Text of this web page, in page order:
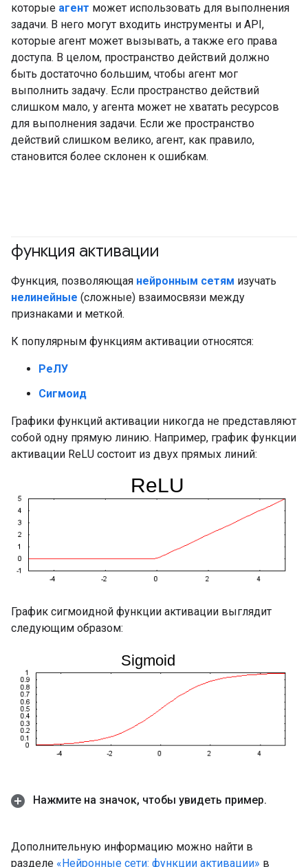
которые агент может использовать для выполнения
задачи. В него могут входить инструменты и API,
которые агент может вызывать, а также его права
доступа. В целом, пространство действий должно
быть достаточно большим, чтобы агент мог
выполнить задачу. Если пространство действий
слишком мало, у агента может не хватать ресурсов
для выполнения задачи. Если же пространство
действий слишком велико, агент, как правило,
становится более склонен к ошибкам.
функция активации
Функция, позволяющая нейронным сетям изучать
нелинейные (сложные) взаимосвязи между
признаками и меткой.
К популярным функциям активации относятся:
РеЛУ
Сигмоид
Графики функций активации никогда не представляют
собой одну прямую линию. Например, график функции
активации ReLU состоит из двух прямых линий:
График сигмоидной функции активации выглядит
следующим образом:
Нажмите на значок, чтобы увидеть пример.
Дополнительную информацию можно найти в
разделе «Нейронные сети: функции активации» в